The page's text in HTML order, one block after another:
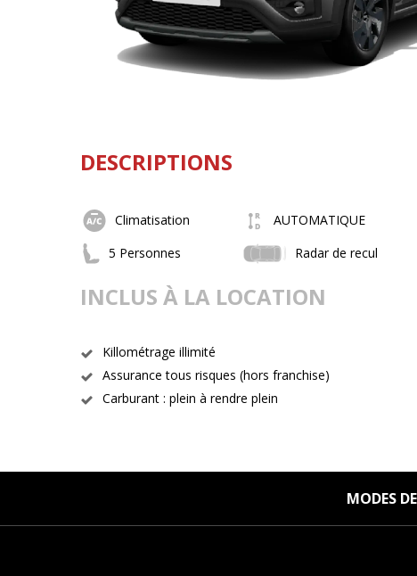
DESCRIPTIONS
Climatisation AUTOMATIQUE
5 Personnes
Radar de recul
INCLUS À LA LOCATION
Killométrage illimité
Assurance tous risques (hors franchise)
Carburant : plein à rendre plein
MODES